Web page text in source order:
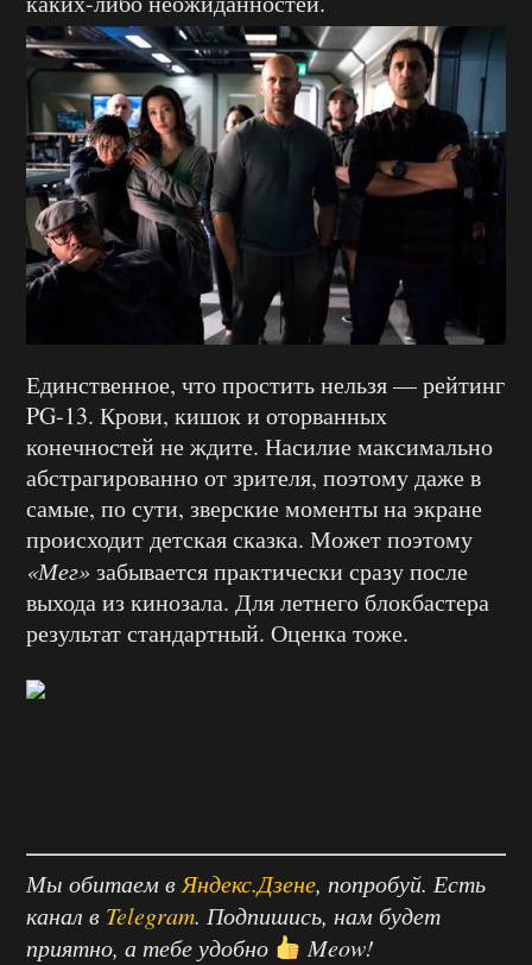
Единственное, что простить нельзя — рейтинг
PG-13. Крови, кишок и оторванных
конечностей не ждите. Насилие максимально
абстрагированно от зрителя, поэтому даже в
самые, по сути, зверские моменты на экране
происходит детская сказка. Может поэтому
«Мег»забывается практически сразу после
выхода из кинозала. Для летнего блокбастера
результат стандартный. Оценка тоже.
Мы обитаем вЯндекс.Дзене, попробуй. Есть
канал в Telegram. Подпишись, нам будет
приятно, а тебе удобно
Meow!